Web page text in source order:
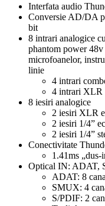
Interfata audio
Conversie AD/DA
bit
8 intrari analogice
phantom power 48v
microfoanelor,
linie
4 intrari
4 intrari XLR
8 iesiri analogice
2 iesiri XLR
2 iesiri 1/4”
2 iesiri 1/4”
Conectivitate
1.41ms
Optical IN: ADAT,
ADAT: 8
SMUX: 4
S/PDIF: 2